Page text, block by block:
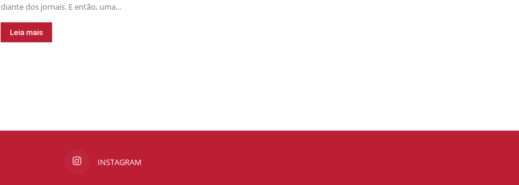
diante dos jornais. E então, uma...
Leia mais
INSTAGRAM